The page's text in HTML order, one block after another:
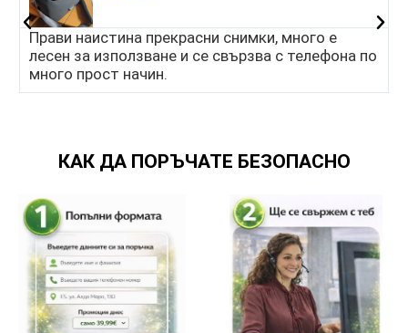
Прави наистина прекрасни снимки, много е
лесен за използване и се свързва с телефона по
много прост начин.
КАК ДА ПОРЪЧАТЕ БЕЗОПАСНО